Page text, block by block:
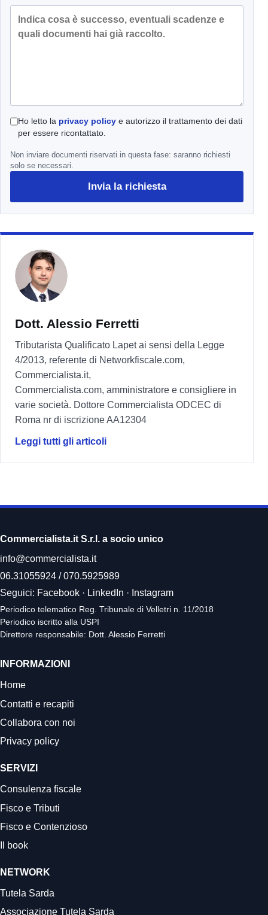
Ho letto la privacy policye autorizzo il trattamento dei dati
per essere ricontattato.
Non inviare documenti riservati in questa fase: saranno richiesti
solo se necessari.
Invia la richiesta
Dott. Alessio Ferretti
Tributarista Qualificato Lapet ai sensi della Legge
4/2013, referente di Networkfiscale.com,
Commercialista.it,
Commercialista.com, amministratore e consigliere in
varie società. Dottore Commercialista ODCEC di
Roma nr di iscrizione AA12304
Leggi tutti gli articoli
Commercialista.it S.r.l. a socio unico
info@commercialista.it
06.31055924 /070.5925989
Seguici: Facebook · LinkedIn · Instagram
Periodico telematico Reg. Tribunale di Velletri n. 11/2018
Periodico iscritto alla USPI
Direttore responsabile: Dott. Alessio Ferretti
INFORMAZIONI
Home
Contatti e recapiti
Collabora con noi
Privacy policy
SERVIZI
Consulenza fiscale
Fisco e Tributi
Fisco e Contenzioso
Il book
NETWORK
Tutela Sarda
Associazione Tutela Sarda